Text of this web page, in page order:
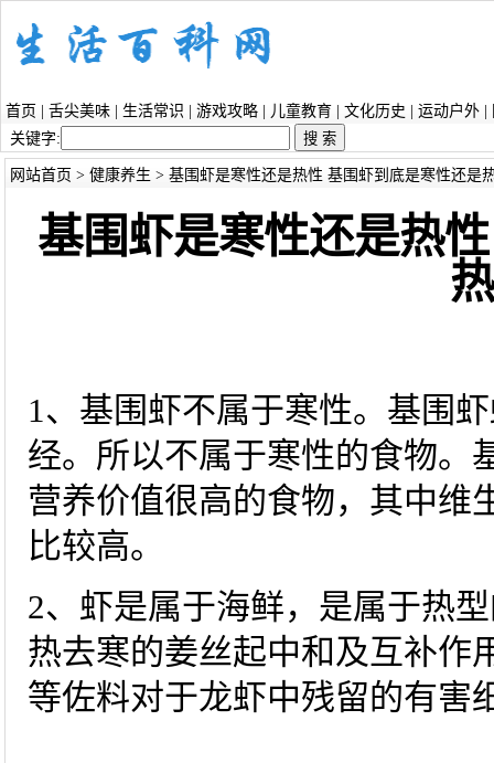
首页 舌尖美味 生活常识 游戏攻略 儿童教育 文化历史 运动户外
关键字:
网站首页 > 健康养生 > 基围虾是寒性还是热性 基围虾到底是寒性还是
基围虾是寒性还是热
1、基围虾不属于寒性。基围
经。所以不属于寒性的食物。
营养价值很高的食物，其中维
比较高。
2、虾是属于海鲜，是属于热
热去寒的姜丝起中和及互补作
等佐料对于龙虾中残留的有害